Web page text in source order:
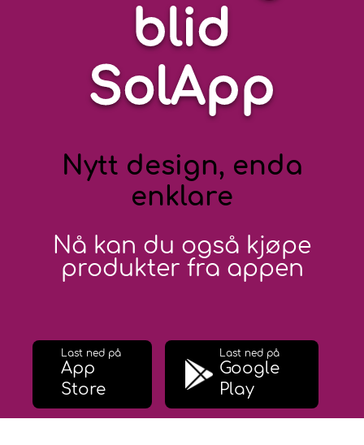
blid
SolApp
Nytt design, enda
enklare
Nå kan du også kjøpe
produkter fra appen
Last ned på
App
Store
Last ned på
Google
Play